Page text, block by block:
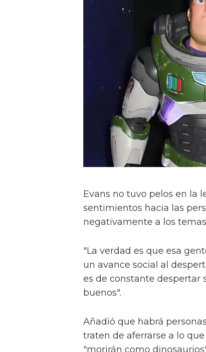
Evans no tuvo pelos en la
sentimientos hacia las
negativamente a los
"La verdad es que esa
un avance social al
es de constante despertar
buenos".
Añadió que habrá
traten de aferrarse a lo
"morirán como